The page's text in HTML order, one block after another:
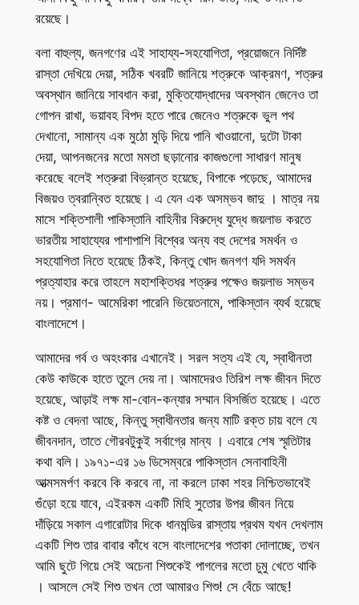
রয়েছে।
বলা বাহুল্য, জনগণের এই সাহায্য-সহযোগিতা, প্রয়োজনে নির্দিষ্ট
রাস্তা দেখিয়ে দেয়া, সঠিক খবরটি জানিয়ে শত্রুকে আক্রমণ, শত্রুর
অবস্থান জানিয়ে সাবধান করা, মুক্তিযোদ্ধাদের অবস্থান জেনেও তা
গোপন রাখা, ভয়াবহ বিপদ হতে পারে জেনেও শত্রুকে ভুল পথ
দেখানো, সামান্য এক মুঠো মুড়ি দিয়ে পানি খাওয়ানো, দুটো টাকা
দেয়া, আপনজনের মতো মমতা ছড়ানোর কাজগুলো সাধারণ মানুষ
করেছে বলেই শত্রুরা বিভ্রান্ত হয়েছে, বিপাকে পড়েছে, আমাদের
বিজয়ও ত্বরান্বিত হয়েছে। এ যেন এক অসম্ভব জাদু । মাত্র নয়
মাসে শক্তিশালী পাকিস্তানি বাহিনীর বিরুদ্ধে যুদ্ধে জয়লাভ করতে
ভারতীয় সাহায্যের পাশাপাশি বিশ্বের অন্য বহু দেশের সমর্থন ও
সহযোগিতা নিতে হয়েছে ঠিকই, কিন্তু খোদ জনগণ যদি সমর্থন
প্রত্যাহার করে তাহলে মহাশক্তিধর শত্রুর পক্ষেও জয়লাভ সম্ভব
নয়। প্রমাণ- আমেরিকা পারেনি ভিয়েতনামে, পাকিস্তান ব্যর্থ হয়েছে
বাংলাদেশে।
আমাদের গর্ব ও অহংকার এখানেই। সরল সত্য এই যে, স্বাধীনতা
কেউ কাউকে হাতে তুলে দেয় না। আমাদেরও তিরিশ লক্ষ জীবন দিতে
হয়েছে, আড়াই লক্ষ মা-বোন-কন্যার সম্মান বিসর্জিত হয়েছে। এতে
কষ্ট ও বেদনা আছে, কিন্তু স্বাধীনতার জন্য মাটি রক্ত চায় বলে যে
জীবনদান, তাতে গৌরবটুকুই সর্বাগ্রে মান্য । এবারে শেষ স্মৃতিটার
কথা বলি। ১৯৭১-এর ১৬ ডিসেম্বরে পাকিস্তান সেনাবাহিনী
আত্মসমর্পণ করবে কি করবে না, না করলে ঢাকা শহর নিশ্চিতভাবেই
গুঁড়ো হয়ে যাবে, এইরকম একটি মিহি সুতোর উপর জীবন নিয়ে
দাঁড়িয়ে সকাল এগারোটার দিকে ধানমন্ডির রাস্তায় প্রথম যখন দেখলাম
একটি শিশু তার বাবার কাঁধে বসে বাংলাদেশের পতাকা দোলাচ্ছে, তখন
আমি ছুটে গিয়ে সেই অচেনা শিশুকেই পাগলের মতো চুমু খেতে থাকি
। আসলে সেই শিশু তখন তো আমারও শিশু! সে বেঁচে আছে!